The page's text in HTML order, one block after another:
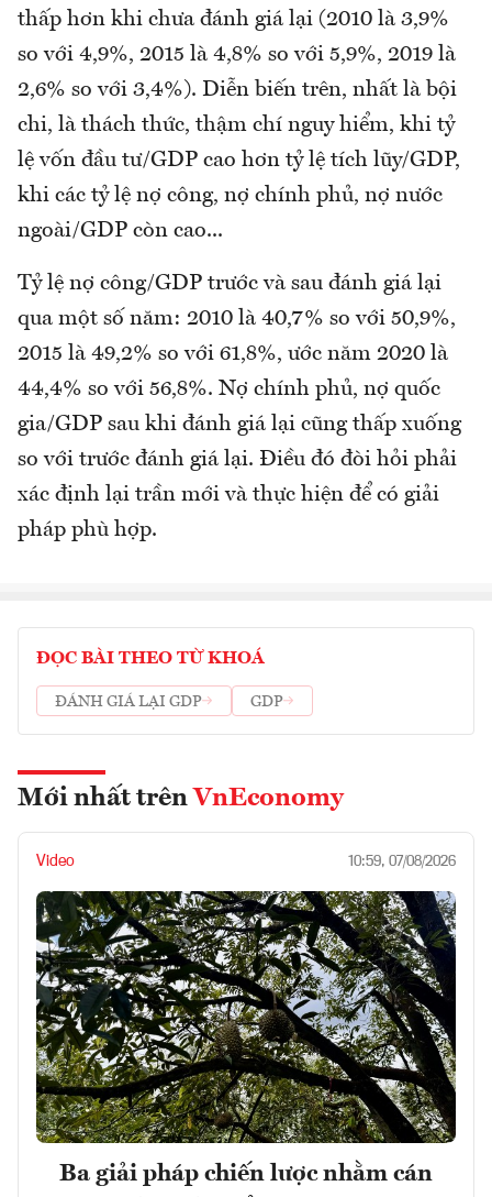
thấp hơn khi chưa đánh giá lại (2010 là 3,9%
so với 4,9%, 2015 là 4,8% so với 5,9%, 2019 là
2,6% so với 3,4%). Diễn biến trên, nhất là bội
chi, là thách thức, thậm chí nguy hiểm, khi tỷ
lệ vốn đầu tư/GDP cao hơn tỷ lệ tích lũy/GDP,
khi các tỷ lệ nợ công, nợ chính phủ, nợ nước
ngoài/GDP còn cao...
Tỷ lệ nợ công/GDP trước và sau đánh giá lại
qua một số năm: 2010 là 40,7% so với 50,9%,
2015 là 49,2% so với 61,8%, ước năm 2020 là
44,4% so với 56,8%. Nợ chính phủ, nợ quốc
gia/GDP sau khi đánh giá lại cũng thấp xuống
so với trước đánh giá lại. Điều đó đòi hỏi phải
xác định lại trần mới và thực hiện để có giải
pháp phù hợp.
ĐỌC BÀI THEO TỪ KHOÁ
ĐÁNH GIÁ LẠI GDP GDP
Mới nhất trên VnEconomy
Video 10:59, 07/08/2026
Ba giải pháp chiến lược nhằm cán